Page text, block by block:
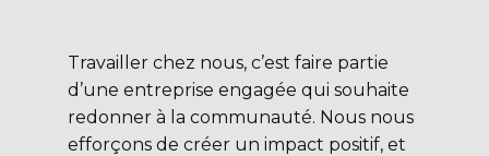
Travailler chez nous, c’est faire partie
d’une entreprise engagée qui souhaite
redonner à la communauté. Nous nous
efforçons de créer un impact positif, et